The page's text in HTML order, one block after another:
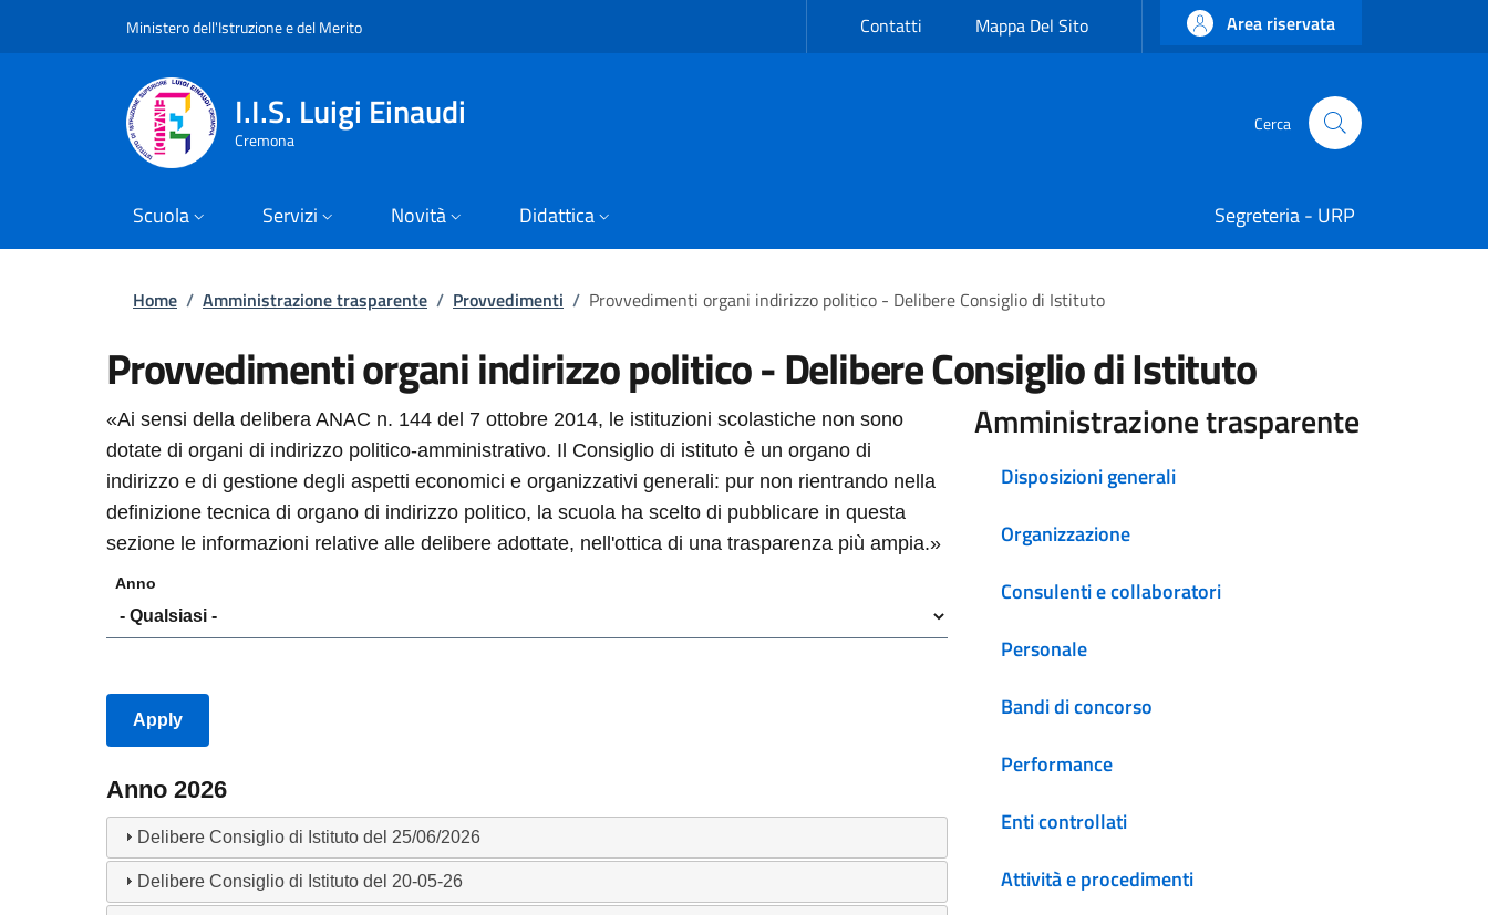
Ministero dell'Istruzione e del MeritoSlim top Contatti Mappa Del Sito Area riservata
I.I.S. Luigi Einaudi
Cremona
Cerca
Cerca
Scuola Servizi Novità Didattica Segreteria - URP
Briciole di pane
Home / Amministrazione trasparente / Provvedimenti / Provvedimenti organi indirizzo politico - Delibere Consiglio di Istituto
Provvedimenti organi indirizzo politico - Delibere Consiglio di Istituto
«Ai sensi della delibera ANAC n. 144 del 7 ottobre 2014, le istituzioni scolastiche non sono
dotate di organi di indirizzo politico-amministrativo. Il Consiglio di istituto è un organo di
indirizzo e di gestione degli aspetti economici e organizzativi generali: pur non rientrando nella
definizione tecnica di organo di indirizzo politico, la scuola ha scelto di pubblicare in questa
sezione le informazioni relative alle delibere adottate, nell'ottica di una trasparenza più ampia.»
Anno
Anno 2026
Delibere Consiglio di Istituto del 25/06/2026
Delibere Consiglio di Istituto del 20-05-26
Amministrazione trasparente
Disposizioni generali
Organizzazione
Consulenti e collaboratori
Personale
Bandi di concorso
Performance
Enti controllati
Attività e procedimenti